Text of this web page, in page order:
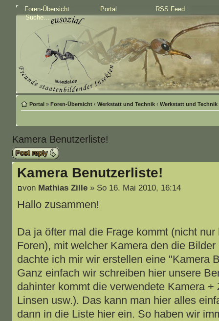
Foren-Übersicht Portal RSS Feed
Portal» Foren-Übersicht ‹ Werkstatt und Technik ‹ Werkstatt und Technik
Kamera Benutzerliste!
Antwort schreiben
Kamera Benutzerliste!
von Mathias Zille» So 16. Mai 2010, 16:14
Hallo zusammen!
Da ja öfter mal die Frage kommt (nicht
Foren), mit welcher Kamera den die
dachte ich mir wir erstellen eine "Kamera
Ganz einfach wir schreiben hier unsere
dahinter kommt die verwendete Kamera
Linsen usw.). Das kann man hier alles
dann in die Liste hier ein. So haben wir